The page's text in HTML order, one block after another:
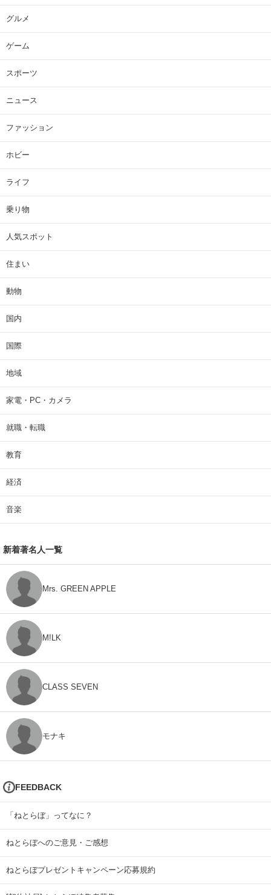
グルメ
ゲーム
スポーツ
ニュース
ファッション
ホビー
ライフ
乗り物
人気スポット
住まい
動物
国内
国際
地域
家電・PC・カメラ
就職・転職
教育
経済
音楽
新着著名人一覧
Mrs. GREEN APPLE
M!LK
CLASS SEVEN
モナキ
FEEDBACK
「ねとらぼ」ってなに？
ねとらぼへのご意見・ご感想
ねとらぼプレゼントキャンペーン応募規約